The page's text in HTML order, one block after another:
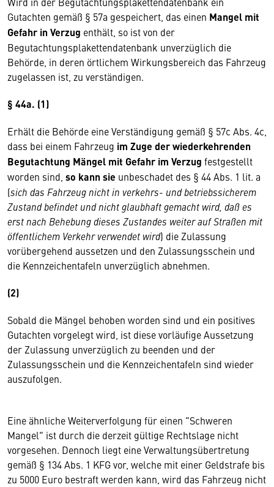
Gutachten gemäß § 57a gespeichert, das einen Mangel mit
Gefahr in Verzug enthält, so ist von der
Begutachtungsplakettendatenbank unverzüglich die
Behörde, in deren örtlichem Wirkungsbereich das Fahrzeug
zugelassen ist, zu verständigen.
§ 44a. (1)
Erhält die Behörde eine Verständigung gemäß § 57c Abs. 4c,
dass bei einem Fahrzeug im Zuge der wiederkehrenden
Begutachtung Mängel mit Gefahr im Verzug festgestellt
worden sind, so kann sie unbeschadet des § 44 Abs. 1 lit. a
(sich das Fahrzeug nicht in verkehrs- und betriebssicherem
Zustand befindet und nicht glaubhaft gemacht wird, daß es
erst nach Behebung dieses Zustandes weiter auf Straßen mit
öffentlichem Verkehr verwendet wird) die Zulassung
vorübergehend aussetzen und den Zulassungsschein und
die Kennzeichentafeln unverzüglich abnehmen.
(2)
Sobald die Mängel behoben worden sind und ein positives
Gutachten vorgelegt wird, ist diese vorläufige Aussetzung
der Zulassung unverzüglich zu beenden und der
Zulassungsschein und die Kennzeichentafeln sind wieder
auszufolgen.
Eine ähnliche Weiterverfolgung für einen "Schweren
Mangel" ist durch die derzeit gültige Rechtslage nicht
vorgesehen. Dennoch liegt eine Verwaltungsübertretung
gemäß § 134 Abs. 1 KFG vor, welche mit einer Geldstrafe bis
zu 5000 Euro bestraft werden kann, wird das Fahrzeug nicht